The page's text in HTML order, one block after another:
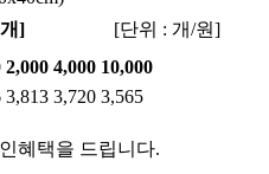
]
[단위 : 개/원]
2,000 4,000 10,000
3,813 3,720 3,565
혜택을 드립니다.